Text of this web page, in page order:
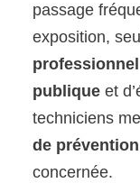
passage
exposition,
publique et
techniciens
de prévention
concernée.